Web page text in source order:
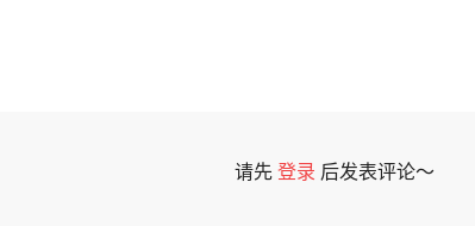
请先登录 后发表评论～